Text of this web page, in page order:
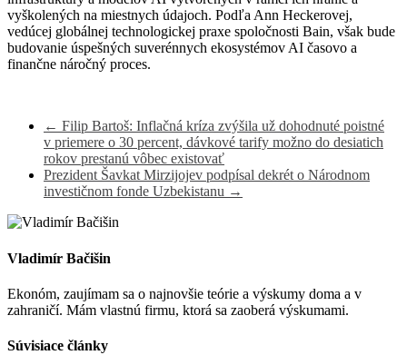
vyškolených na miestnych údajoch. Podľa Ann Heckerovej,
vedúcej globálnej technologickej praxe spoločnosti Bain, však bude
budovanie úspešných suverénnych ekosystémov AI časovo a
finančne náročný proces.
← Filip Bartoš: Inflačná kríza zvýšila už dohodnuté poistné
v priemere o 30 percent, dávkové tarify možno do desiatich
rokov prestanú vôbec existovať
Prezident Šavkat Mirzijojev podpísal dekrét o Národnom
investičnom fonde Uzbekistanu →
Vladimír Bačišin
Ekonóm, zaujímam sa o najnovšie teórie a výskumy doma a v
zahraničí. Mám vlastnú firmu, ktorá sa zaoberá výskumami.
Súvisiace články